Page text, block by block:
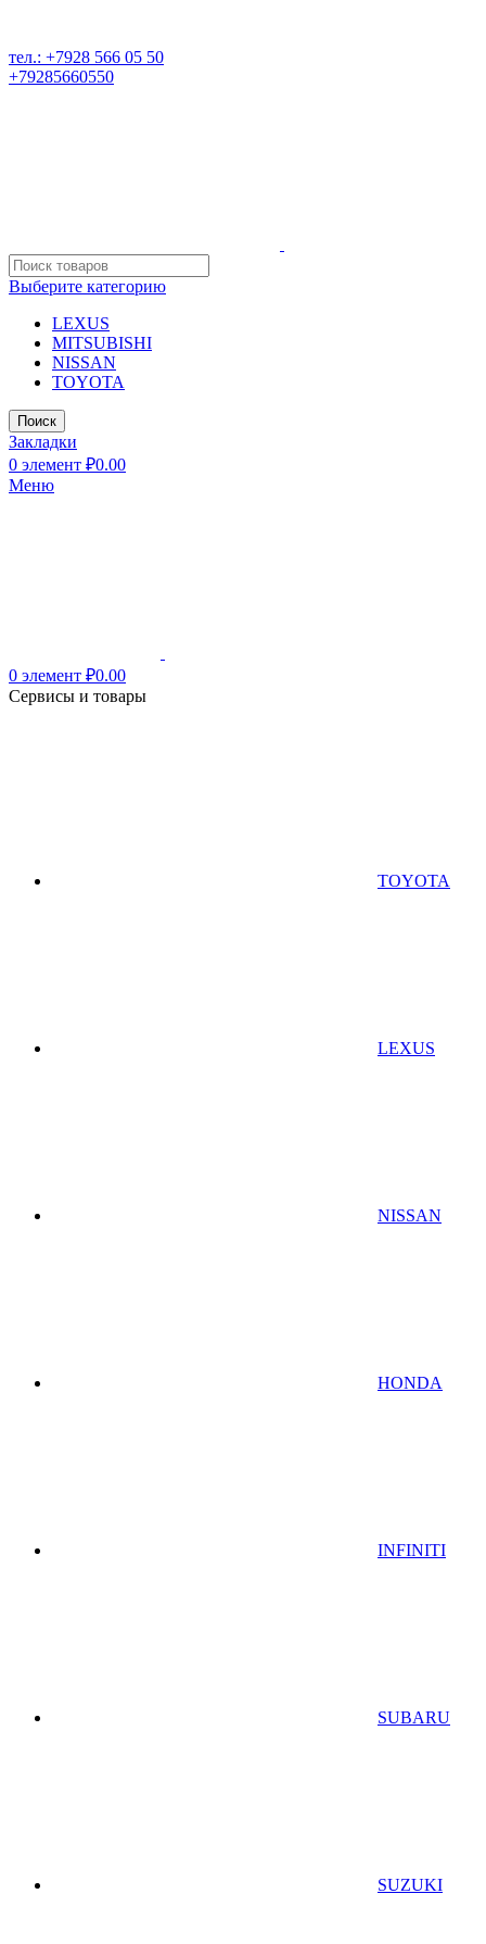
тел.: +7928 566 05 50
+79285660550
Выберите категорию
LEXUS
MITSUBISHI
NISSAN
TOYOTA
Поиск
Закладки
0 элемент ₽0.00
Меню
0 элемент ₽0.00
Сервисы и товары
TOYOTA
LEXUS
NISSAN
HONDA
INFINITI
SUBARU
SUZUKI